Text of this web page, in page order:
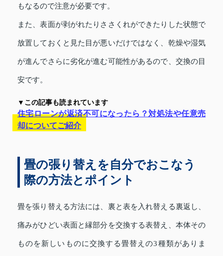
もなるので注意が必要です。
また、表面が剥がれたりささくれができたりした状態で
放置しておくと見た目が悪いだけではなく、乾燥や湿気
が進んでさらに劣化が進む可能性があるので、交換の目
安です。
▼この記事も読まれています
住宅ローンが返済不可になったら？対処法や任意売
却についてご紹介
畳の張り替えを自分でおこなう
際の方法とポイント
畳を張り替える方法には、裏と表を入れ替える裏返し、
痛みがひどい表面と縁部分を交換する表替え、本体その
ものを新しいものに交換する畳替えの3種類がありま